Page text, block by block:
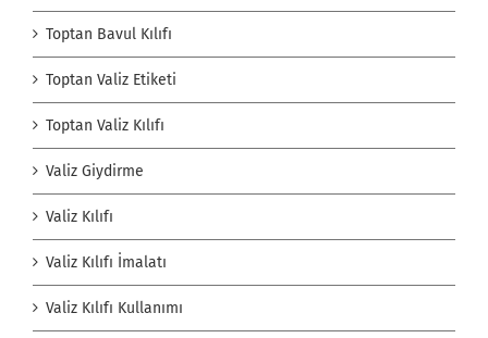
Toptan Bavul Kılıfı
Toptan Valiz Etiketi
Toptan Valiz Kılıfı
Valiz Giydirme
Valiz Kılıfı
Valiz Kılıfı İmalatı
Valiz Kılıfı Kullanımı